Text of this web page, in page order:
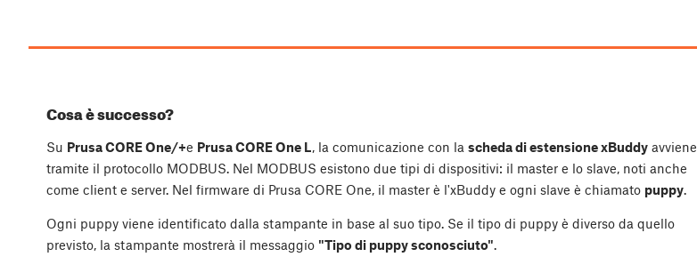
Cosa è successo?
Su Prusa CORE One/+e Prusa CORE One L, la comunicazione con la scheda di estensione xBuddy avviene
tramite il protocollo MODBUS. Nel MODBUS esistono due tipi di dispositivi: il master e lo slave, noti anche
come client e server. Nel firmware di Prusa CORE One, il master è l'xBuddy e ogni slave è chiamato puppy.
Ogni puppy viene identificato dalla stampante in base al suo tipo. Se il tipo di puppy è diverso da quello
previsto, la stampante mostrerà il messaggio "Tipo di puppy sconosciuto".